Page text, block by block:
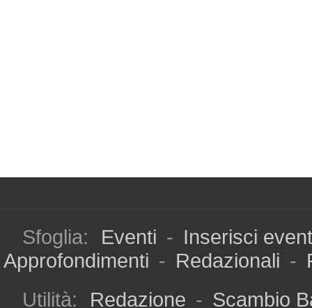
Sfoglia: Eventi - Inserisci
Approfondimenti - Redazionali -
Utilità:
Redazione - Scambio